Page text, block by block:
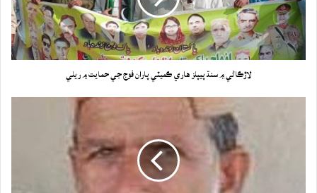
لاڙڪاڻي ۾ سنڌ پيپلز هاري ڪميٽي پاران فوج جي حمايت ۾ ريلي